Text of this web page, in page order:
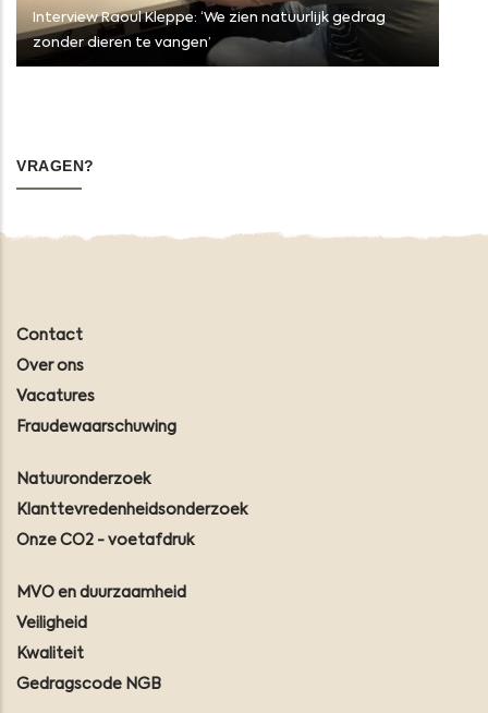
Interview Raoul Kleppe: ‘We zien natuurlijk gedrag
zonder dieren te vangen’
VRAGEN?
Contact
Over ons
Vacatures
Fraudewaarschuwing
Natuuronderzoek
Klanttevredenheidsonderzoek
Onze CO2 - voetafdruk
MVO en duurzaamheid
Veiligheid
Kwaliteit
Gedragscode NGB